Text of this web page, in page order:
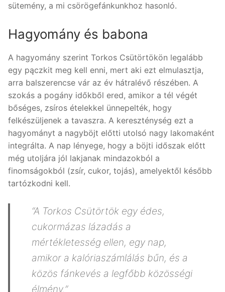
sütemény, a mi csörögefánkunkhoz hasonló.
Hagyomány és babona
A hagyomány szerint Torkos Csütörtökön legalább
egy pączkit meg kell enni, mert aki ezt elmulasztja,
arra balszerencse vár az év hátralévő részében. A
szokás a pogány időkből ered, amikor a tél végét
bőséges, zsíros ételekkel ünnepelték, hogy
felkészüljenek a tavaszra. A kereszténység ezt a
hagyományt a nagyböjt előtti utolsó nagy lakomaként
integrálta. A nap lényege, hogy a böjti időszak előtt
még utoljára jól lakjanak mindazokból a
finomságokból (zsír, cukor, tojás), amelyektől később
tartózkodni kell.
“A Torkos Csütörtök egy édes,
cukormázas lázadás a
mértékletesség ellen, egy nap,
amikor a kalóriaszámlálás bűn, és a
közös fánkevés a legfőbb közösségi
élmény.”